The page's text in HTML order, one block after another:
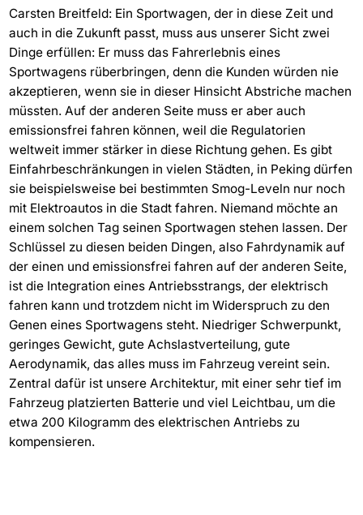
Carsten Breitfeld: Ein Sportwagen, der in diese Zeit und
auch in die Zukunft passt, muss aus unserer Sicht zwei
Dinge erfüllen: Er muss das Fahrerlebnis eines
Sportwagens rüberbringen, denn die Kunden würden nie
akzeptieren, wenn sie in dieser Hinsicht Abstriche machen
müssten. Auf der anderen Seite muss er aber auch
emissionsfrei fahren können, weil die Regulatorien
weltweit immer stärker in diese Richtung gehen. Es gibt
Einfahrbeschränkungen in vielen Städten, in Peking dürfen
sie beispielsweise bei bestimmten Smog-Leveln nur noch
mit Elektroautos in die Stadt fahren. Niemand möchte an
einem solchen Tag seinen Sportwagen stehen lassen. Der
Schlüssel zu diesen beiden Dingen, also Fahrdynamik auf
der einen und emissionsfrei fahren auf der anderen Seite,
ist die Integration eines Antriebsstrangs, der elektrisch
fahren kann und trotzdem nicht im Widerspruch zu den
Genen eines Sportwagens steht. Niedriger Schwerpunkt,
geringes Gewicht, gute Achslastverteilung, gute
Aerodynamik, das alles muss im Fahrzeug vereint sein.
Zentral dafür ist unsere Architektur, mit einer sehr tief im
Fahrzeug platzierten Batterie und viel Leichtbau, um die
etwa 200 Kilogramm des elektrischen Antriebs zu
kompensieren.